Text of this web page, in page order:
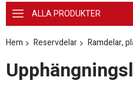
ALLA PRODUKTER
Hem Reservdelar Ramdelar,